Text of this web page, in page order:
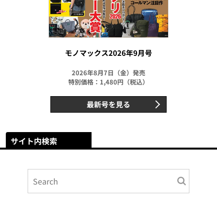
モノマックス2026年9月号
2026年8月7日（金）発売
特別価格：1,480円（税込）
最新号を見る
サイト内検索